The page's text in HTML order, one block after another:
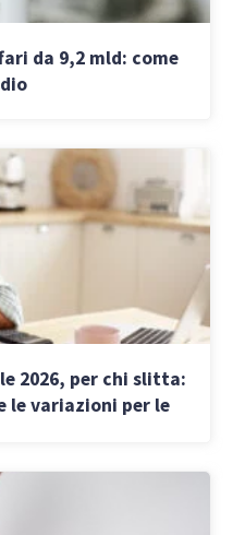
da 9,2 mld: come
2026, per chi slitta:
le variazioni per le